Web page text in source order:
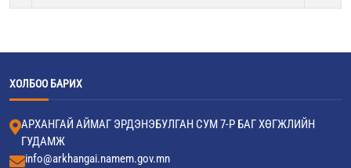
ХОЛБОО БАРИХ
АРХАНГАЙ АЙМАГ ЭРДЭНЭБУЛГАН СУМ 7-Р БАГ ХӨГЖЛИЙН
ГУДАМЖ
info@arkhangai.namem.gov.mn